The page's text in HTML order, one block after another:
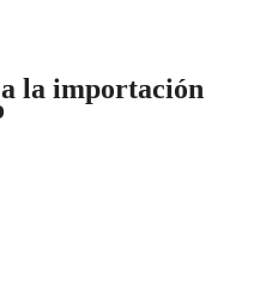
la importación